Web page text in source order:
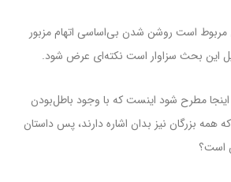
مربوط است روشن شدن بی‌اساسی اتهام مزبور
این بحث سزاوار است نکته‌ای عرض شود.
مطرح شود اینست که با وجود باطل‌بودن
همه بزرگان نیز بدان اشاره دارند، پس داستان
است؟